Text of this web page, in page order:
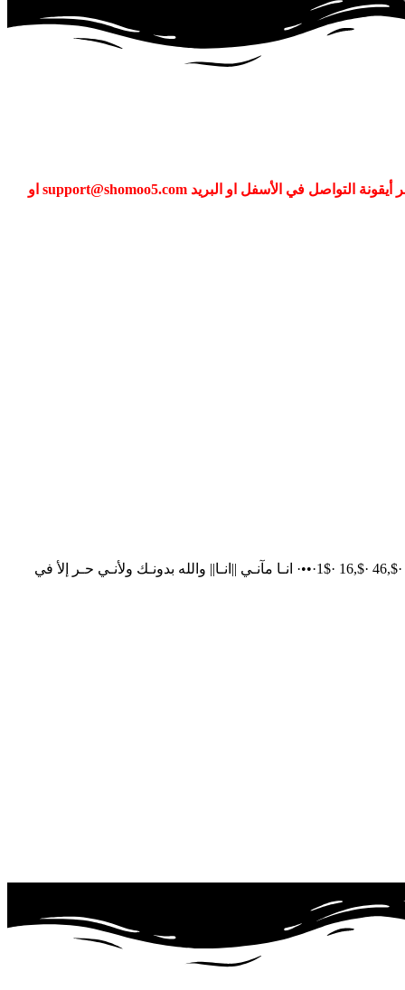
إذا كنت تواجه مشكلة في تسجيل الدخول الى عضويتك فضلا قم بطلب تغيير كلمة المرور عبر (نسيت كلمة المرور) أو التواصل معنا عبر أيقونة التواصل في الأسفل او البريد support@shomoo5.com او
مـدخـل:- تصْـدق .. لقيـت اسمـكْ بـ كـآسْ المـآيْ وهزيتـهْ .. آثـآريْ كآسـْي الملقـوفْ عكـسْ ما بـدآخـلْ عـيونـْي التوبك: رمز: ·$,1 ·$,16 ·$,46 ·$,16 ·$1·••· انـا مآنـي ||انـا|| والله بدونـك ولأنـي حـر إلأ في